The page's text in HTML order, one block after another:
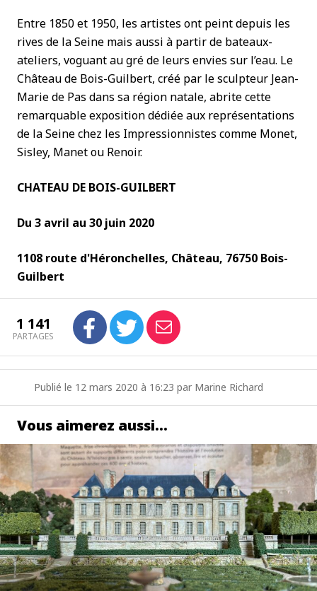
Entre 1850 et 1950, les artistes ont peint depuis les
rives de la Seine mais aussi à partir de bateaux-
ateliers, voguant au gré de leurs envies sur l’eau. Le
Château de Bois-Guilbert, créé par le sculpteur Jean-
Marie de Pas dans sa région natale, abrite cette
remarquable exposition dédiée aux représentations
de la Seine chez les Impressionnistes comme Monet,
Sisley, Manet ou Renoir.
CHATEAU DE BOIS-GUILBERT
Du 3 avril au 30 juin 2020
1108 route d'Héronchelles, Château, 76750 Bois-
Guilbert
1 141
PARTAGES
Publié le 12 mars 2020 à 16:23 par Marine Richard
Vous aimerez aussi…